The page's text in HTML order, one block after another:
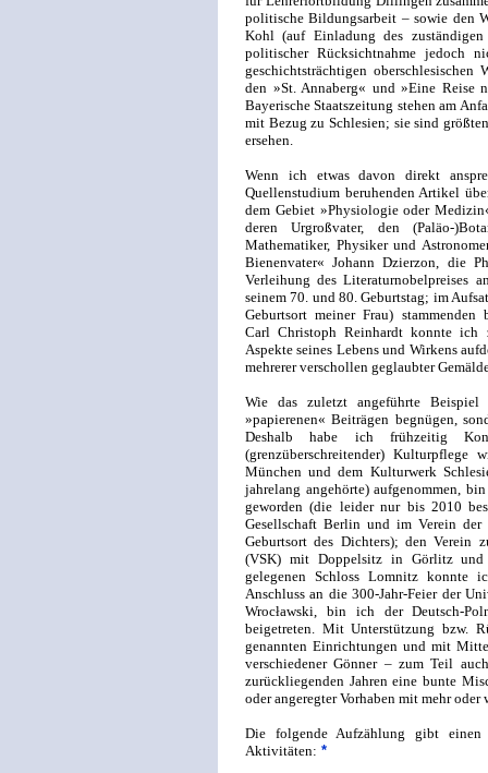
politische Bildungsarbeit – sowie den
Kohl (auf Einladung des
politischer Rücksichtnahme jedoch
geschichtsträchtigen oberschlesischen
den »St. Annaberg« und »Eine Reise
Bayerische Staatszeitung stehen am
mit Bezug zu Schlesien; sie sind
ersehen.
Wenn ich etwas davon direkt
Quellenstudium beruhenden Artikel
dem Gebiet »Physiologie oder
deren Urgroßvater, den (Paläo-
Mathematiker, Physiker und
Bienenvater« Johann Dzierzon, die
Verleihung des Literaturnobelpreises
seinem 70. und 80. Geburtstag; im
Geburtsort meiner Frau) stammenden
Carl Christoph Reinhardt konnte ich
Aspekte seines Lebens und Wirkens
mehrerer verschollen geglaubter
Wie das zuletzt angeführte
»papierenen« Beiträgen begnügen,
Deshalb habe ich frühzeitig
(grenzüberschreitender) Kulturpflege
München und dem Kulturwerk
jahrelang angehörte) aufgenommen,
geworden (die leider nur bis 2010
Gesellschaft Berlin und im Verein
Geburtsort des Dichters); den Verein
(VSK) mit Doppelsitz in Görlitz und
gelegenen Schloss Lomnitz konnte
Anschluss an die 300-Jahr-Feier der
Wrocławski, bin ich der Deutsch-
beigetreten. Mit Unterstützung bzw.
genannten Einrichtungen und mit
verschiedener Gönner – zum Teil
zurückliegenden Jahren eine bunte
oder angeregter Vorhaben mit mehr
Die folgende Aufzählung gibt
Aktivitäten: *